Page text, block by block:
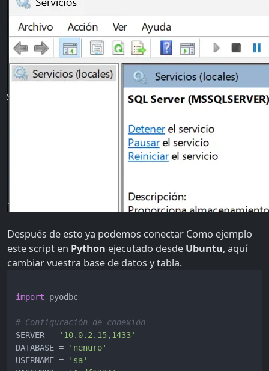
Después de esto ya podemos conectar Como ejemplo
este script en Python ejecutado desde Ubuntu, aquí
cambiar vuestra base de datos y tabla.
import pyodbc
# Configuración de conexión
SERVER =
'10.0.2.15,1433'
DATABASE =
'nenuro'
USERNAME =
'sa'